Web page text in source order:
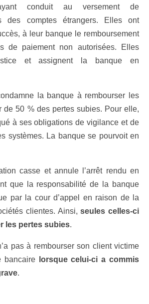
conduit au versement de
des comptes étrangers. Elles ont
à leur banque le remboursement
de paiement non autorisées. Elles
et assignent la banque en
la banque à rembourser les
de 50 % des pertes subies. Pour elle,
à ses obligations de vigilance et de
systèmes. La banque se pourvoit en
casse et annule l’arrêt rendu en
que la responsabilité de la banque
par la cour d’appel en raison de la
clientes. Ainsi,seules celles-ci
les pertes subies.
pas à rembourser son client victime
bancaire
lorsque celui-ci a commis
.